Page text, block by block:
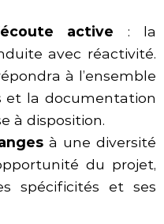
active : la
avec réactivité.
à l’ensemble
et la documentation
à disposition.
à une diversité
du projet,
spécificités et ses